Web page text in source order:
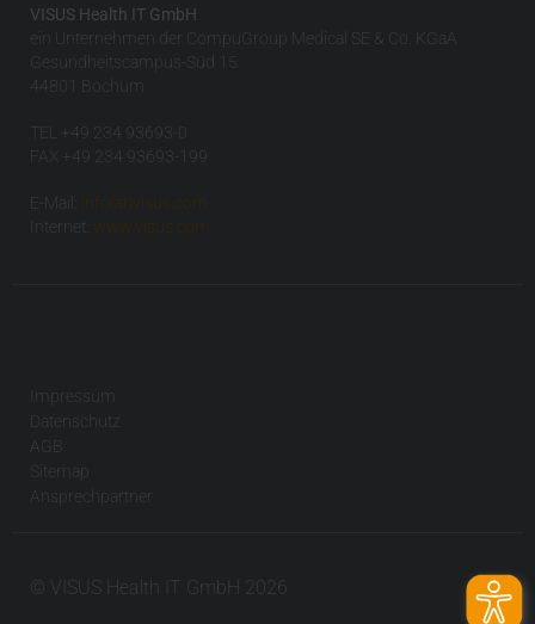
VISUS Health IT GmbH
ein Unternehmen der CompuGroup Medical SE & Co. KGaA
Gesundheitscampus-Süd 15
44801 Bochum
TEL +49 234 93693-0
FAX +49 234 93693-199
E-Mail:
info(at)visus.com
Internet:
www.visus.com
Impressum
Datenschutz
AGB
Sitemap
Ansprechpartner
© VISUS Health IT GmbH 2026